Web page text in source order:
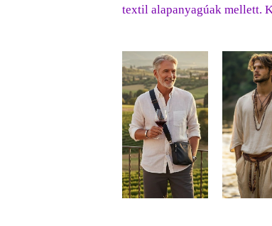
textil alapanyagúak mellett.